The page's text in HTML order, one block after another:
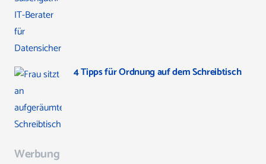
4 Tipps für Ordnung auf dem Schreibtisch
Werbung